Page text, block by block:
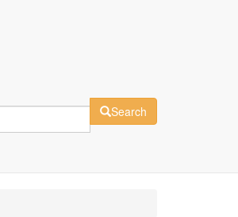
Search